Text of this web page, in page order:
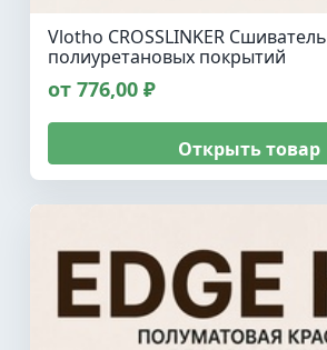
Vlotho CROSSLINKER Сшиватель
полиуретановых покрытий
от 776,00 ₽
Открыть товар